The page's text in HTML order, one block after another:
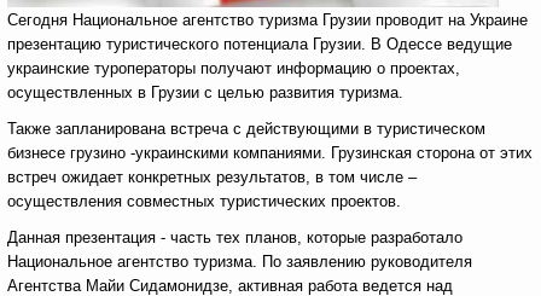
Сегодня Национальное агентство туризма Грузии проводит на Украине
презентацию туристического потенциала Грузии. В Одессе ведущие
украинские туроператоры получают информацию о проектах,
осуществленных в Грузии с целью развития туризма.
Также запланирована встреча с действующими в туристическом
бизнесе грузино -украинскими компаниями. Грузинская сторона от этих
встреч ожидает конкретных результатов, в том числе –
осуществления совместных туристических проектов.
Данная презентация - часть тех планов, которые разработало
Национальное агентство туризма. По заявлению руководителя
Агентства Майи Сидамонидзе, активная работа ведется над